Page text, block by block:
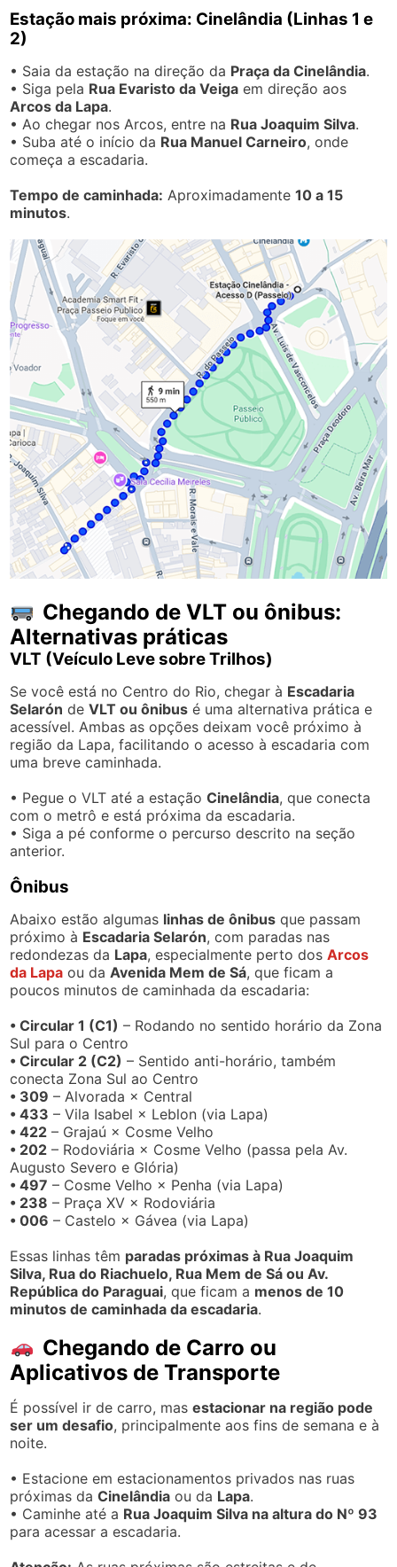
Estação mais próxima: Cinelândia (Linhas 1 e
2)
• Saia da estação na direção da Praça da Cinelândia.
• Siga pela Rua Evaristo da Veiga em direção aos
Arcos da Lapa.
• Ao chegar nos Arcos, entre na Rua Joaquim Silva.
• Suba até o início da Rua Manuel Carneiro, onde
começa a escadaria.
Tempo de caminhada: Aproximadamente10 a 15
minutos.
Chegando de VLT ou ônibus:
Alternativas práticas
VLT (Veículo Leve sobre Trilhos)
Se você está no Centro do Rio, chegar à Escadaria
Selarón deVLT ou ônibus é uma alternativa prática e
acessível. Ambas as opções deixam você próximo à
região da Lapa, facilitando o acesso à escadaria com
uma breve caminhada.
• Pegue o VLT até a estaçãoCinelândia, que conecta
com o metrô e está próxima da escadaria.
• Siga a pé conforme o percurso descrito na seção
anterior.
Ônibus
Abaixo estão algumas linhas de ônibus que passam
próximo à Escadaria Selarón, com paradas nas
redondezas da Lapa, especialmente perto dosArcos
da Lapa ou da Avenida Mem de Sá, que ficam a
poucos minutos de caminhada da escadaria:
• Circular 1 (C1) – Rodando no sentido horário da Zona
Sul para o Centro
• Circular 2 (C2) – Sentido anti-horário, também
conecta Zona Sul ao Centro
• 309 – Alvorada × Central
• 433 – Vila Isabel × Leblon (via Lapa)
• 422 – Grajaú × Cosme Velho
• 202 – Rodoviária × Cosme Velho (passa pela Av.
Augusto Severo e Glória)
• 497 – Cosme Velho × Penha (via Lapa)
• 238 – Praça XV × Rodoviária
• 006 – Castelo × Gávea (via Lapa)
Essas linhas têm paradas próximas à Rua Joaquim
Silva, Rua do Riachuelo, Rua Mem de Sá ou Av.
República do Paraguai, que ficam a menos de 10
minutos de caminhada da escadaria.
Chegando de Carro ou
Aplicativos de Transporte
É possível ir de carro, masestacionar na região pode
ser um desafio, principalmente aos fins de semana e à
noite.
• Estacione em estacionamentos privados nas ruas
próximas daCinelândia ou da Lapa.
• Caminhe até a Rua Joaquim Silva na altura do Nº 93
para acessar a escadaria.